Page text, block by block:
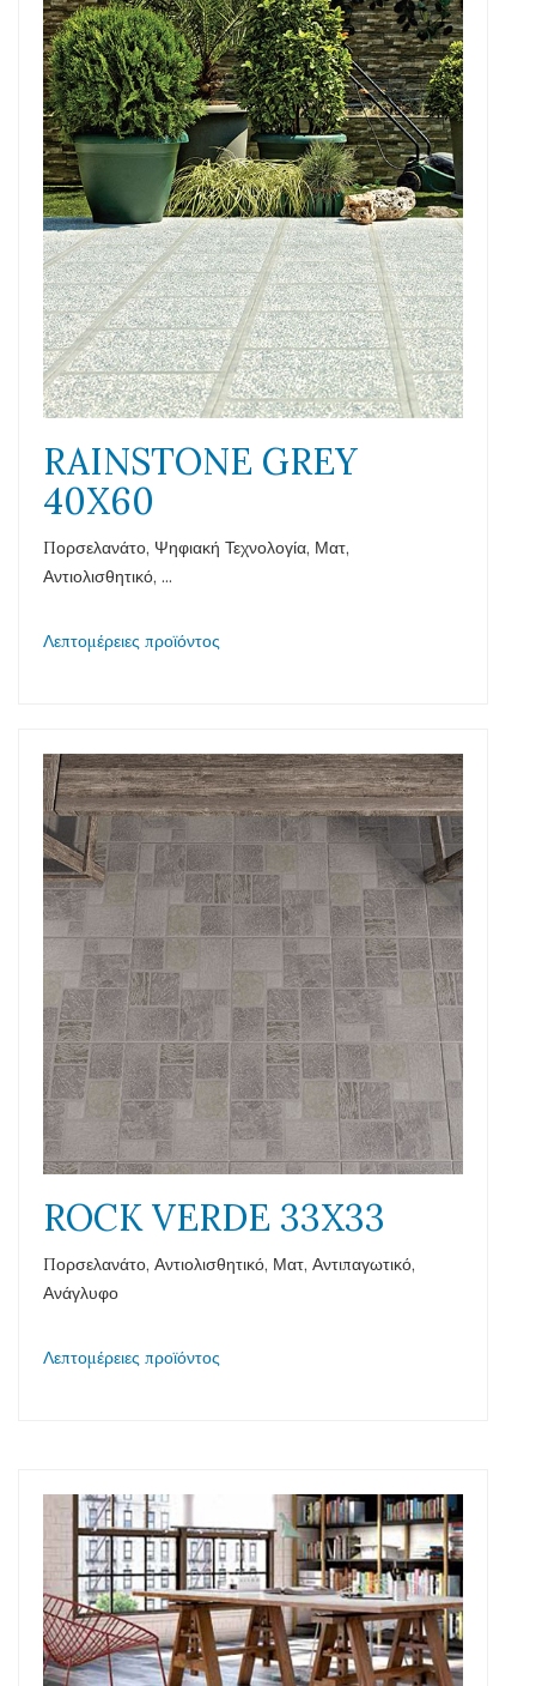
RAINSTONE GREY
40X60
Πορσελανάτο, Ψηφιακή Τεχνολογία, Ματ,
Αντιολισθητικό, ...
Λεπτομέρειες προϊόντος
ROCK VERDE 33X33
Πορσελανάτο, Αντιολισθητικό, Ματ, Αντιπαγωτικό,
Ανάγλυφο
Λεπτομέρειες προϊόντος